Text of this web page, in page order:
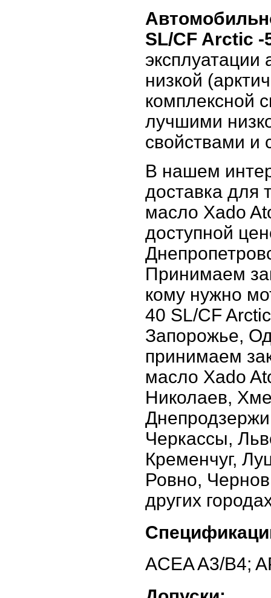
SL/CF Arctic -
низкой
комплексной
лучшими
свойствами и
В нашем
доставка для
масло Xado
доступной
Принимаем
кому нужно
40 SL/CF
Запорожье,
принимаем
масло Xado
Николаев,
Черкассы,
Кременчуг,
Ровно,
других
ACEA A3/B4;